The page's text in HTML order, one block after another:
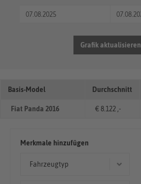
Grafik aktualisieren
Basis-Model Durchschnitt
Fiat Panda 2016 € 8.122 ,-
Merkmale hinzufügen
Fahrzeugtyp